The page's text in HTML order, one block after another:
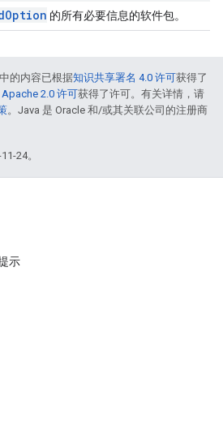
的所有必要信息的软件包。
的内容已根据知识共享署名 4.0 许可获得了
Apache 2.0 许可获得了许可。有关详情，请
。Java 是 Oracle 和/或其关联公司的注册商
24。
示